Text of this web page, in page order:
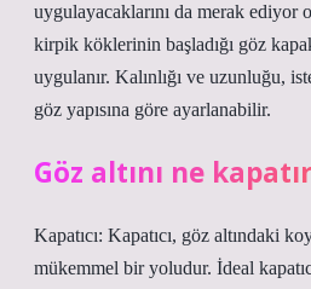
uygulayacaklarını da merak ediyor
kirpik köklerinin başladığı göz
uygulanır. Kalınlığı ve uzunluğu,
göz yapısına göre ayarlanabilir.
Göz altını ne
Kapatıcı: Kapatıcı, göz altındaki
mükemmel bir yoludur. İdeal